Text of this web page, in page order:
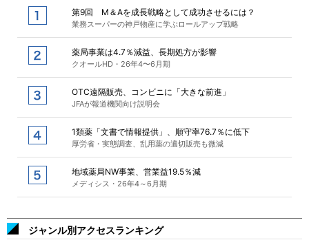
第9回 M＆Aを成長戦略として成功させるには？
業務スーパーの神戸物産に学ぶロールアップ戦略
薬局事業は4.7％減益、長期処方が影響
クオールHD・26年4〜6月期
OTC遠隔販売、コンビニに「大きな前進」
JFAが報道機関向け説明会
1類薬「文書で情報提供」、順守率76.7％に低下
厚労省・実態調査、乱用薬の適切販売も微減
地域薬局NW事業、営業益19.5％減
メディシス・26年4～6月期
ジャンル別アクセスランキング